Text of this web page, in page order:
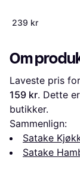
239 kr
Om
Laveste pris for
159 kr. Dette
butikker.
Sammenlign:
Satake
Satake